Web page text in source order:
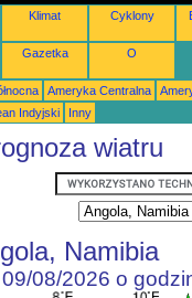
Klimat Cyklony
Gazetka O
Ameryka Centralna
Indyjski Inny
wiatru
Namibia
08/2026 o